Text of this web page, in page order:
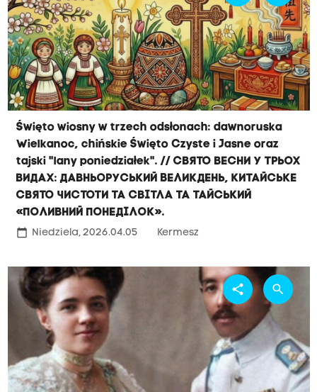
Święto wiosny w trzech odsłonach: dawnoruska
Wielkanoc, chińskie Święto Czyste i Jasne oraz
tajski "lany poniedziałek". // Свято весни у трьох
видах: давньоруський Великдень, китайське
Свято Чистоти та Світла та тайський
«поливний понеділок».
calendar_today Niedziela, 2026.04.05 Kermesz
share search